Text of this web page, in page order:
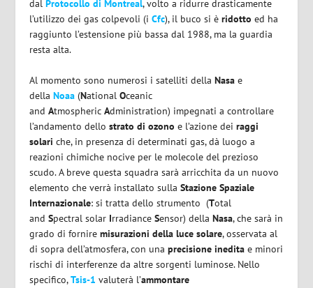
dalProtocollo di Montreal, volto a ridurre drasticamente
l’utilizzo dei gas colpevoli (iCfc), il buco si èridotto ed ha
raggiunto l’estensione più bassa dal 1988, ma la guardia
resta alta.
Al momento sono numerosi i satelliti dellaNasa e
dellaNoaa (NationalOceanic
andAtmosphericAdministration) impegnati a controllare
l’andamento dellostrato di ozono e l’azione deiraggi
solari che, in presenza di determinati gas, dà luogo a
reazioni chimiche nocive per le molecole del prezioso
scudo. A breve questa squadra sarà arricchita da un nuovo
elemento che verrà installato sullaStazione Spaziale
Internazionale: si tratta dello strumento (Total
andSpectral solar IrradianceSensor) dellaNasa, che sarà in
grado di forniremisurazioni della luce solare, osservata al
di sopra dell’atmosfera, con unaprecisione inedita e minori
rischi di interferenze da altre sorgenti luminose. Nello
specifico,Tsis-1 valuterà l’ammontare